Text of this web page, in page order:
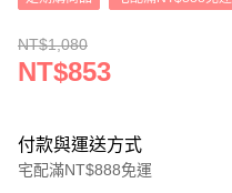
NT$1,080
NT$853
付款與運送方式
宅配滿NT$888免運